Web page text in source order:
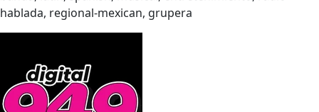
hablada, regional-mexican, grupera